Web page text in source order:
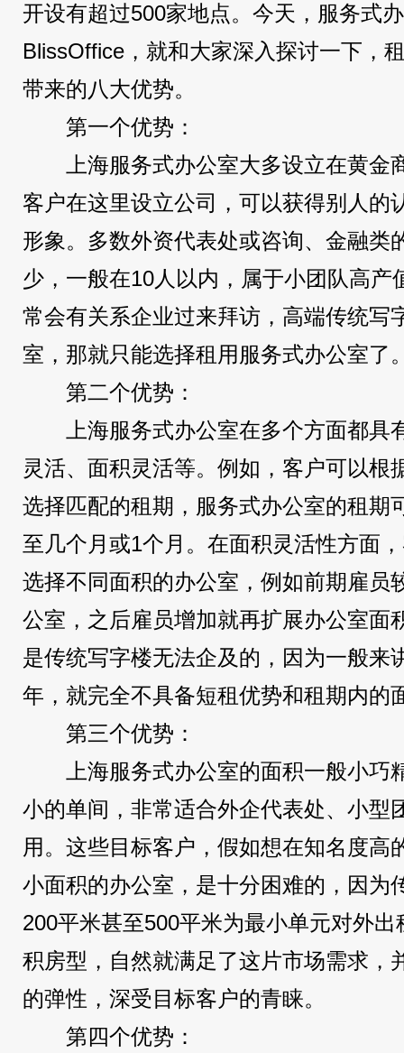
开设有超过500家地点。今天，服务式
BlissOffice，就和大家深入探讨一下，
带来的八大优势。
第一个优势：
上海服务式办公室大多设立在黄
客户在这里设立公司，可以获得别人的
形象。多数外资代表处或咨询、金融类
少，一般在10人以内，属于小团队高产
常会有关系企业过来拜访，高端传统写
室，那就只能选择租用服务式办公室了
第二个优势：
上海服务式办公室在多个方面都
灵活、面积灵活等。例如，客户可以根
选择匹配的租期，服务式办公室的租期
至几个月或1个月。在面积灵活性方面
选择不同面积的办公室，例如前期雇员
公室，之后雇员增加就再扩展办公室面
是传统写字楼无法企及的，因为一般来
年，就完全不具备短租优势和租期内的
第三个优势：
上海服务式办公室的面积一般小
小的单间，非常适合外企代表处、小型
用。这些目标客户，假如想在知名度高
小面积的办公室，是十分困难的，因为
200平米甚至500平米为最小单元对外
积房型，自然就满足了这片市场需求，
的弹性，深受目标客户的青睐。
第四个优势：